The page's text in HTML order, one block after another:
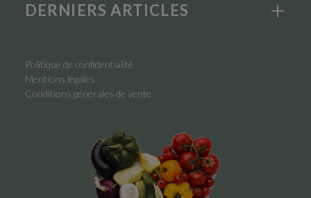
DERNIERS ARTICLES
Politique de confidentialité
Mentions légales
Conditions générales de vente